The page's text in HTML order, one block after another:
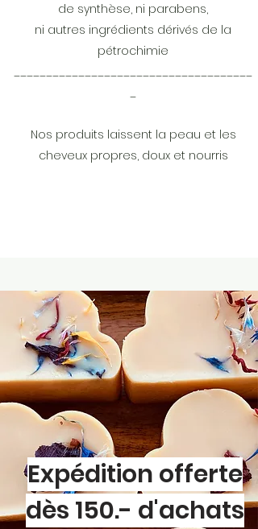
de synthèse, ni parabens,
ni autres ingrédients dérivés de la
pétrochimie
_____________________________________
_
Nos produits laissent la peau et les
cheveux propres, doux et nourris
Expédition offerte
dès 150.- d'achats